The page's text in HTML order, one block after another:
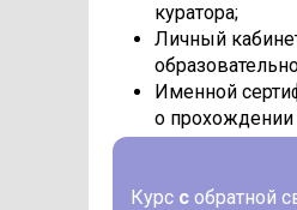
куратора;
Личный
Именной
о прохождении
Курс с обратной